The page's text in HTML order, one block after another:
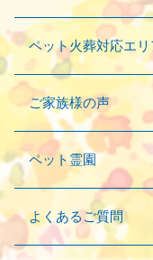
ペット火葬対応エリ
ご家族様の声
ペット霊園
よくあるご質問